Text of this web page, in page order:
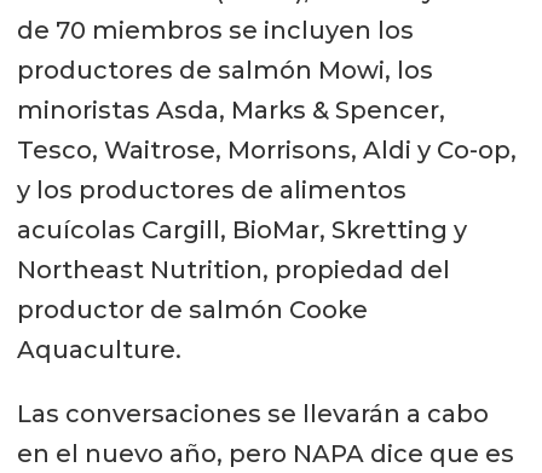
de 70 miembros se incluyen los
productores de salmón Mowi, los
minoristas Asda, Marks & Spencer,
Tesco, Waitrose, Morrisons, Aldi y Co-op,
y los productores de alimentos
acuícolas Cargill, BioMar, Skretting y
Northeast Nutrition, propiedad del
productor de salmón Cooke
Aquaculture.
Las conversaciones se llevarán a cabo
en el nuevo año, pero NAPA dice que es